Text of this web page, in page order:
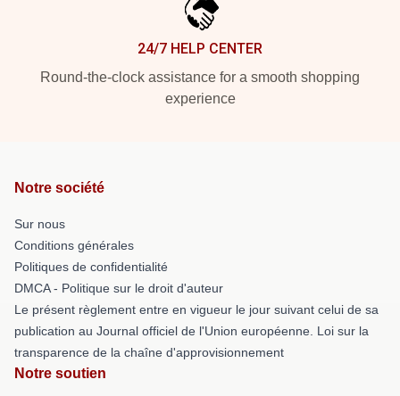
24/7 HELP CENTER
Round-the-clock assistance for a smooth shopping
experience
Notre société
Sur nous
Conditions générales
Politiques de confidentialité
DMCA - Politique sur le droit d'auteur
Le présent règlement entre en vigueur le jour suivant celui de sa
publication au Journal officiel de l'Union européenne. Loi sur la
transparence de la chaîne d'approvisionnement
Notre soutien